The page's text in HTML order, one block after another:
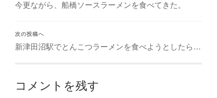
今更ながら、船橋ソースラーメンを食べてきた。
次の投稿へ
新津田沼駅でとんこつラーメンを食べようとしたら…
コメントを残す